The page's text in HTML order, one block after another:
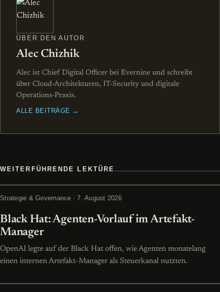
ÜBER DEN AUTOR
Alec Chizhik
Alec ist Chief Digital Officer bei Evernine und schreibt
über Cloud-Architekturen, IT-Security und digitale
Operations-Praxis.
ALLE BEITRÄGE →
WEITERFÜHRENDE LEKTÜRE
Strategie & Governance · 7. August 2026
Black Hat: Agenten-Vorlauf im Artefakt-
Manager
OpenAI legte auf der Black Hat offen, wie Agenten monatelang
einen internen Artefakt-Manager als Steuerkanal nutzten.